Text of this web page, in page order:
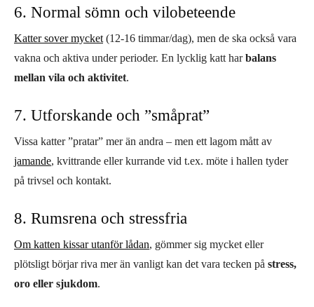
6. Normal sömn och vilobeteende
Katter sover mycket (12-16 timmar/dag), men de ska också vara
vakna och aktiva under perioder. En lycklig katt harbalans
mellan vila och aktivitet.
7. Utforskande och ”småprat”
Vissa katter ”pratar” mer än andra – men ett lagom mått av
jamande, kvittrande eller kurrande vid t.ex. möte i hallen tyder
på trivsel och kontakt.
8. Rumsrena och stressfria
Om katten kissar utanför lådan, gömmer sig mycket eller
plötsligt börjar riva mer än vanligt kan det vara tecken på stress,
oro eller sjukdom.